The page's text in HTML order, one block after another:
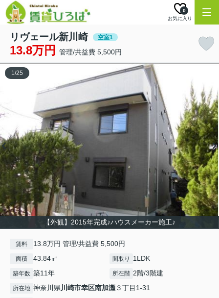
お気に入り
0
リヴェール新川崎 空室1
13.8万円 管理/共益費 5,500円
【外観】2015年完成♪ハウスメーカー施工♪
1/25
賃料 13.8万円 管理/共益費 5,500円
面積 43.84㎡ 間取り 1LDK
築年数 築11年 所在階 2階/3階建
所在地 神奈川県川崎市幸区南加瀬３丁目1-31